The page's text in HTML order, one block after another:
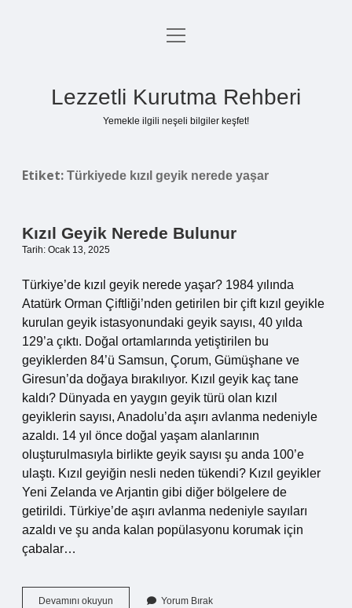
Anasayfa
menüyü
Lezzetli Kurutma Rehberi
Yemekle ilgili neşeli bilgiler keşfet!
Etiket: Türkiyede kızıl geyik nerede yaşar
Kızıl Geyik Nerede Bulunur
Tarih: Ocak 13, 2025
Türkiye’de kızıl geyik nerede yaşar? 1984 yılında
Atatürk Orman Çiftliği’nden getirilen bir çift kızıl geyikle
kurulan geyik istasyonundaki geyik sayısı, 40 yılda
129’a çıktı. Doğal ortamlarında yetiştirilen bu
geyiklerden 84’ü Samsun, Çorum, Gümüşhane ve
Giresun’da doğaya bırakılıyor. Kızıl geyik kaç tane
kaldı? Dünyada en yaygın geyik türü olan kızıl
geyiklerin sayısı, Anadolu’da aşırı avlanma nedeniyle
azaldı. 14 yıl önce doğal yaşam alanlarının
oluşturulmasıyla birlikte geyik sayısı şu anda 100’e
ulaştı. Kızıl geyiğin nesli neden tükendi? Kızıl geyikler
Yeni Zelanda ve Arjantin gibi diğer bölgelere de
getirildi. Türkiye’de aşırı avlanma nedeniyle sayıları
azaldı ve şu anda kalan popülasyonu korumak için
çabalar…
Devamını okuyun Yorum Bırak